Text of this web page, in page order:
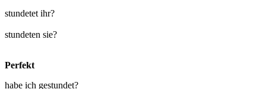
stundetet ihr?
stundeten sie?
Perfekt
habe ich gestundet?